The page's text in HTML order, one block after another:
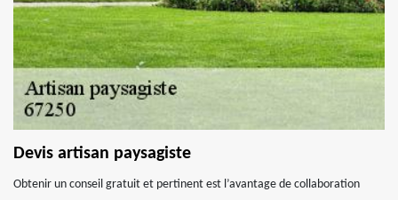
Devis artisan paysagiste
Obtenir un conseil gratuit et pertinent est l’avantage de collaboration